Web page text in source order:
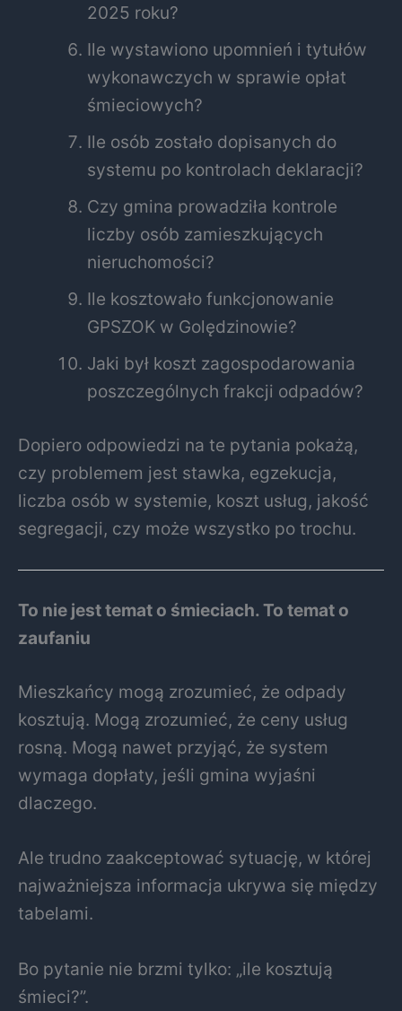
2025 roku?
Ile wystawiono upomnień i tytułów
wykonawczych w sprawie opłat
śmieciowych?
Ile osób zostało dopisanych do
systemu po kontrolach deklaracji?
Czy gmina prowadziła kontrole
liczby osób zamieszkujących
nieruchomości?
Ile kosztowało funkcjonowanie
GPSZOK w Golędzinowie?
Jaki był koszt zagospodarowania
poszczególnych frakcji odpadów?
Dopiero odpowiedzi na te pytania pokażą,
czy problemem jest stawka, egzekucja,
liczba osób w systemie, koszt usług, jakość
segregacji, czy może wszystko po trochu.
To nie jest temat o śmieciach. To temat o
zaufaniu
Mieszkańcy mogą zrozumieć, że odpady
kosztują. Mogą zrozumieć, że ceny usług
rosną. Mogą nawet przyjąć, że system
wymaga dopłaty, jeśli gmina wyjaśni
dlaczego.
Ale trudno zaakceptować sytuację, w której
najważniejsza informacja ukrywa się między
tabelami.
Bo pytanie nie brzmi tylko: „ile kosztują
śmieci?”.